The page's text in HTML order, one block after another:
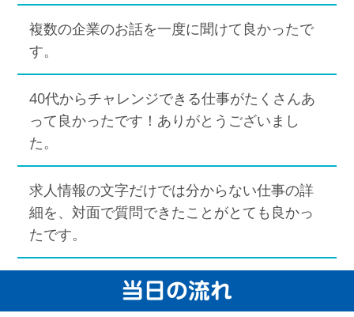
複数の企業のお話を一度に聞けて良かったで
す。
40代からチャレンジできる仕事がたくさんあ
って良かったです！ありがとうございまし
た。
求人情報の文字だけでは分からない仕事の詳
細を、対面で質問できたことがとても良かっ
たです。
当日の流れ